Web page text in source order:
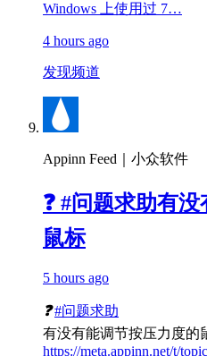
Windows 上使用过 7…
4 hours ago
发现频道
Appinn Feed｜小众软件
❓ #问题求助有
鼠标
5 hours ago
❓ #问题求助
有没有能调节按压力度的
https://meta.appinn.net/t/